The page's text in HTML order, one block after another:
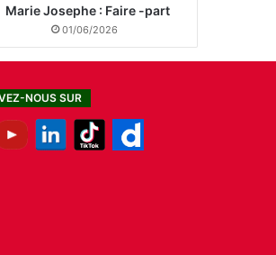
Marie Josephe : Faire -part
01/06/2026
NOUS SUR